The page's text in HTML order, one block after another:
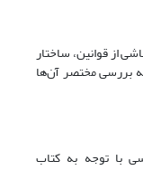
از قوانین، ساختار
بررسی مختصر آن‌ها
با توجه به کتاب